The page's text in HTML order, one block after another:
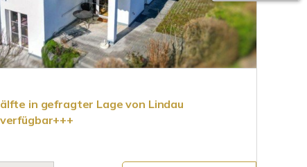
in gefragter Lage von Lindau